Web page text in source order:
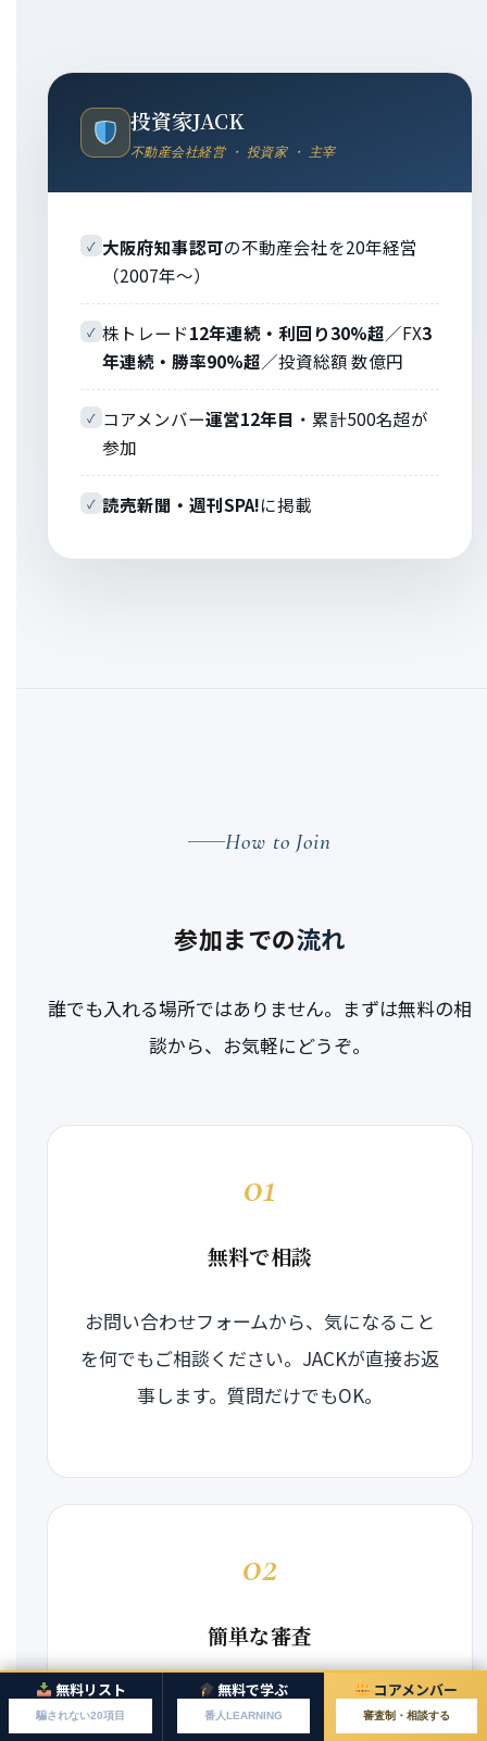
投資家JACK
不動産会社経営 ・ 投資家 ・ 主宰
✓ 大阪府知事認可の不動産会社を20年経営
（2007年〜）
✓ 株トレード12年連続・利回り30%超／FX3
年連続・勝率90%超／投資総額 数億円
✓ コアメンバー運営12年目 ・累計500名超が
参加
✓ 読売新聞・週刊SPA!に掲載
How to Join
参加までの流れ
誰でも入れる場所ではありません。まずは無料の相
談から、お気軽にどうぞ。
01
無料で相談
お問い合わせフォームから、気になること
を何でもご相談ください。JACKが直接お返
事します。質問だけでもOK。
02
簡単な審査
本気で取り組む意思があるかを、簡単に確
無料リスト
騙されない20項目
無料で学ぶ
番人LEARNING
コアメンバー
審査制・相談する